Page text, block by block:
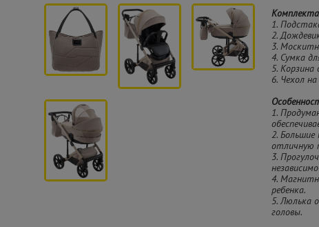
1.
2.
3.
4. Сумка
5. Корзина
6. Чехол
1.
2. Большие
отличную
3.
4.
ребенка.
5. Люлька
головы.